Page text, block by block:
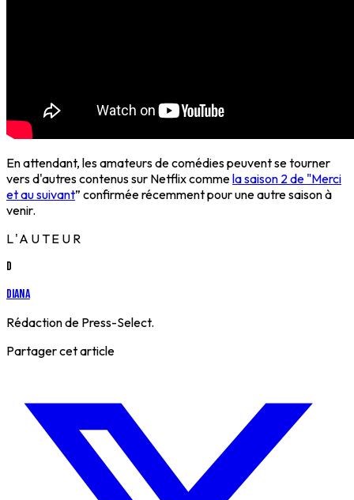
En attendant, les amateurs de comédies peuvent se tourner
vers d'autres contenus sur Netflix commela saison 2 de "Merci
et au suivant” confirmée récemment pour une autre saison à
venir.
L'AUTEUR
D
Diana
Rédaction de Press-Select.
Partager cet article